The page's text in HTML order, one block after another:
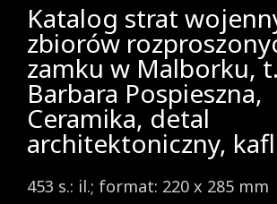
Katalog strat
zbiorów
zamku w Malborku,
Barbara Pospieszna,
Ceramika, detal
architektoniczny,
453 s.: il.; format: 220 x 285 mm